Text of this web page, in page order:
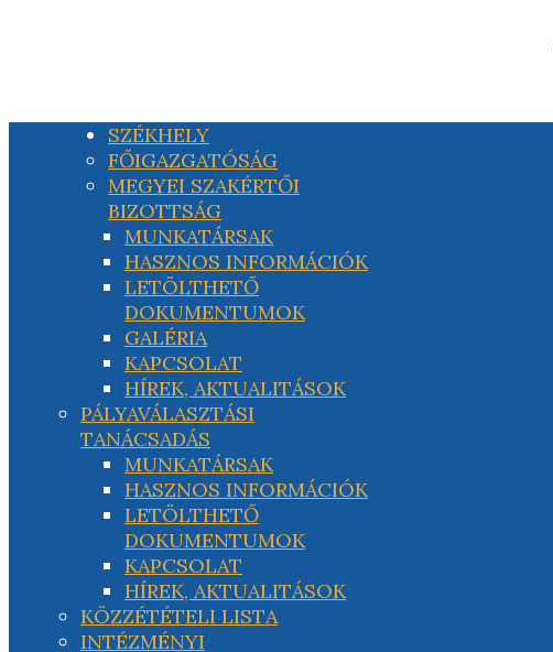
SZÉKHELY
FŐIGAZGATÓSÁG
MEGYEI SZAKÉRTŐI
BIZOTTSÁG
MUNKATÁRSAK
HASZNOS INFORMÁCIÓK
LETÖLTHETŐ
DOKUMENTUMOK
GALÉRIA
KAPCSOLAT
HÍREK, AKTUALITÁSOK
PÁLYAVÁLASZTÁSI
TANÁCSADÁS
MUNKATÁRSAK
HASZNOS INFORMÁCIÓK
LETÖLTHETŐ
DOKUMENTUMOK
KAPCSOLAT
HÍREK, AKTUALITÁSOK
KÖZZÉTÉTELI LISTA
INTÉZMÉNYI